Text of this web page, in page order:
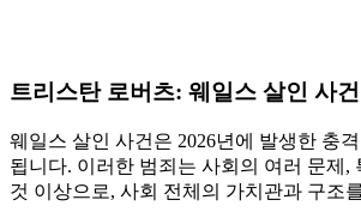
트리스탄 로버츠: 웨일스 살인 사
웨일스 살인 사건은 2026년에 발생한 충
됩니다. 이러한 범죄는 사회의 여러 문제
것 이상으로, 사회 전체의 가치관과 구조